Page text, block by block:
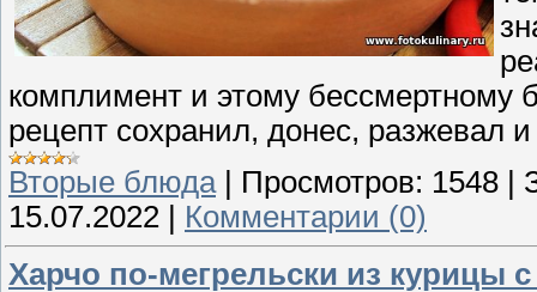
комплимент и этому бессмертному
рецепт сохранил, донес, разжевал
Вторые блюда| Просмотров: 1548
15.07.2022
Комментарии (0)
Харчо по-мегрельски из курицы